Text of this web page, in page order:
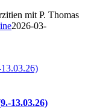
mit P. Thomas
2026-03-
13.03.26)